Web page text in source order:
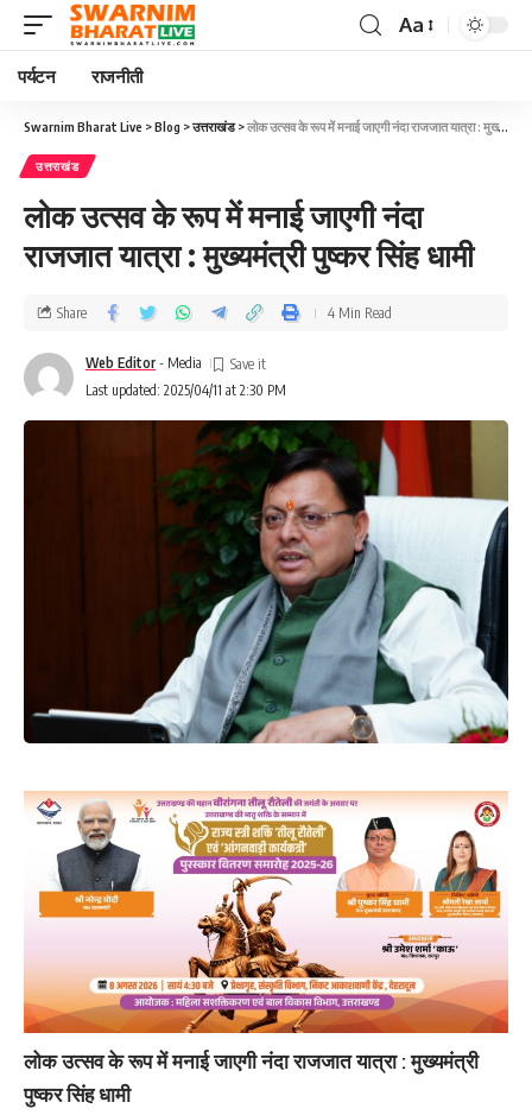
Aa
पर्यटन राजनीती
Swarnim Bharat Live >Blog >उत्तराखंड>लोक उत्सव के रूप में मनाई जाएगी नंदा राजजात यात्रा : मुख्यमंत्री पुष्कर सिंह धामी
उत्तराखंड
लोक उत्सव के रूप में मनाई जाएगी नंदा
राजजात यात्रा : मुख्यमंत्री पुष्कर सिंह धामी
Last updated: 2025/04/11 at 2:30 PM
Web Editor - Media
Share 4 Min Read
लोक उत्सव के रूप में मनाई जाएगी नंदा राजजात यात्रा : मुख्यमंत्री
पुष्कर सिंह धामी